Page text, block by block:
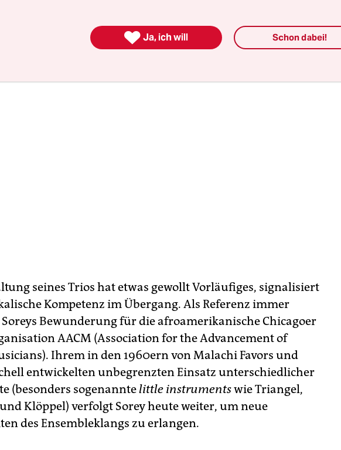
statt der Klanggebirge des Free Jazz von einst ertönen
Weite und Achtsamkeit.
seines Trios hat etwas gewollt Vorläufiges, signalisiert
Kompetenz im Übergang. Als Referenz immer
Bewunderung für die afroamerikanische Chicagoer
AACM (Association for the Advancement of
Ihrem in den 1960ern von Malachi Favors und
entwickelten unbegrenzten Einsatz unterschiedlicher
(besonders sogenanntelittle instrumentswie Triangel,
Klöppel) verfolgt Sorey heute weiter, um neue
des Ensembleklangs zu erlangen.
 Ja, ich will Schon dabei!